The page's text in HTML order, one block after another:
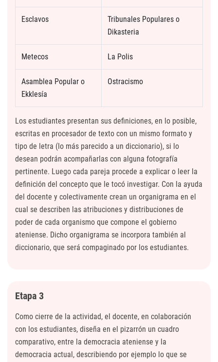
Esclavos
Tribunales Populares o
Dikasteria
Metecos La Polis
Asamblea Popular o
Ekklesía
Ostracismo
Los estudiantes presentan sus definiciones, en lo posible,
escritas en procesador de texto con un mismo formato y
tipo de letra (lo más parecido a un diccionario), si lo
desean podrán acompañarlas con alguna fotografía
pertinente. Luego cada pareja procede a explicar o leer la
definición del concepto que le tocó investigar. Con la ayuda
del docente y colectivamente crean un organigrama en el
cual se describen las atribuciones y distribuciones de
poder de cada organismo que compone el gobierno
ateniense. Dicho organigrama se incorpora también al
diccionario, que será compaginado por los estudiantes.
Etapa 3
Como cierre de la actividad, el docente, en colaboración
con los estudiantes, diseña en el pizarrón un cuadro
comparativo, entre la democracia ateniense y la
democracia actual, describiendo por ejemplo lo que se